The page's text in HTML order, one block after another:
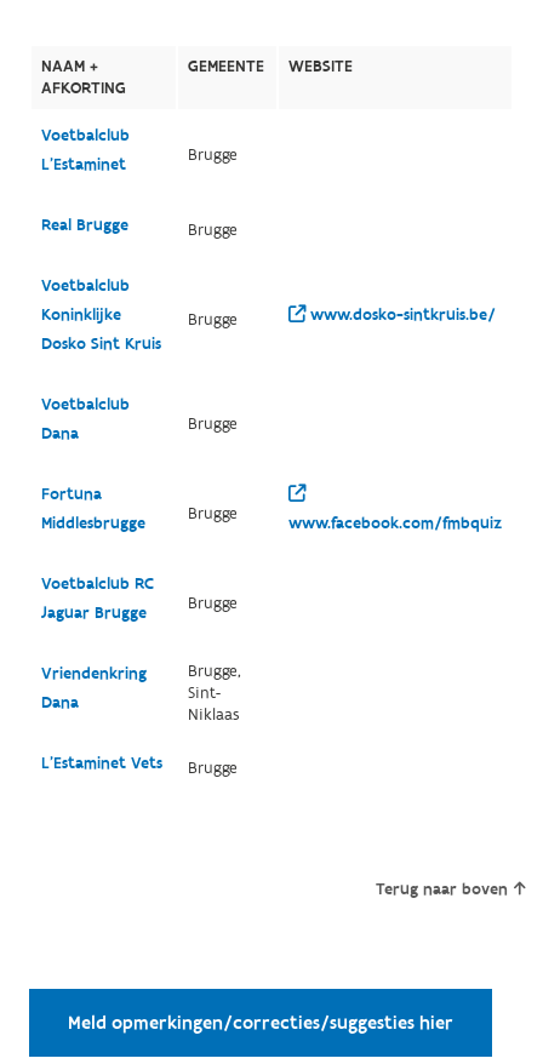
NAAM +
AFKORTING
GEMEENTE WEBSITE
Voetbalclub
L'Estaminet
Brugge
Real Brugge Brugge
Voetbalclub
Koninklijke
Dosko Sint Kruis
Brugge www.dosko-sintkruis.be/
Voetbalclub
Dana
Brugge
Fortuna
Middlesbrugge
Brugge www.facebook.com/fmbquiz
Voetbalclub RC
Jaguar Brugge
Brugge
Vriendenkring
Dana
Brugge,
Sint-
Niklaas
L'Estaminet Vets Brugge
Terug naar boven
Meld opmerkingen/correcties/suggesties hier